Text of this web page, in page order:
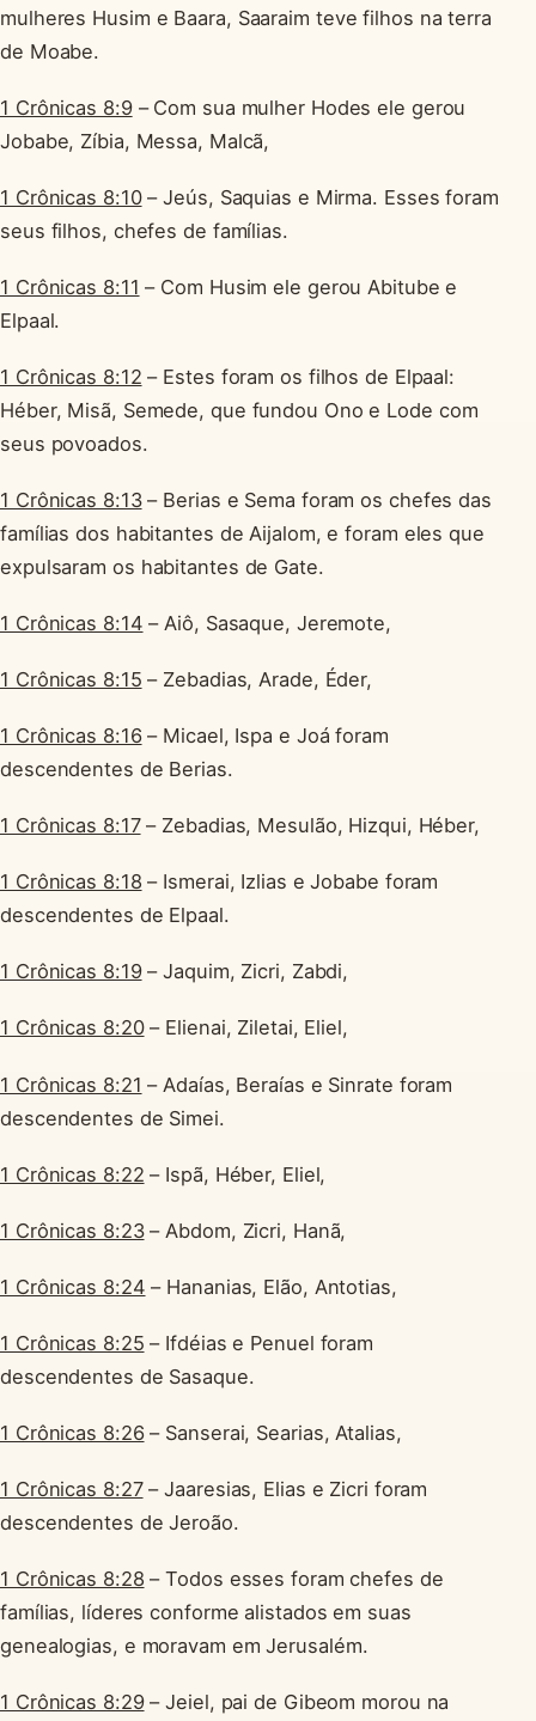
mulheres Husim e Baara, Saaraim teve filhos na terra
de Moabe.
1 Crônicas 8:9– Com sua mulher Hodes ele gerou
Jobabe, Zíbia, Messa, Malcã,
1 Crônicas 8:10– Jeús, Saquias e Mirma. Esses foram
seus filhos, chefes de famílias.
1 Crônicas 8:11 – Com Husim ele gerou Abitube e
Elpaal.
1 Crônicas 8:12 – Estes foram os filhos de Elpaal:
Héber, Misã, Semede, que fundou Ono e Lode com
seus povoados.
1 Crônicas 8:13– Berias e Sema foram os chefes das
famílias dos habitantes de Aijalom, e foram eles que
expulsaram os habitantes de Gate.
1 Crônicas 8:14 – Aiô, Sasaque, Jeremote,
1 Crônicas 8:15 – Zebadias, Arade, Éder,
1 Crônicas 8:16– Micael, Ispa e Joá foram
descendentes de Berias.
1 Crônicas 8:17– Zebadias, Mesulão, Hizqui, Héber,
1 Crônicas 8:18 – Ismerai, Izlias e Jobabe foram
descendentes de Elpaal.
1 Crônicas 8:19– Jaquim, Zicri, Zabdi,
1 Crônicas 8:20– Elienai, Ziletai, Eliel,
1 Crônicas 8:21 – Adaías, Beraías e Sinrate foram
descendentes de Simei.
1 Crônicas 8:22 – Ispã, Héber, Eliel,
1 Crônicas 8:23– Abdom, Zicri, Hanã,
1 Crônicas 8:24 – Hananias, Elão, Antotias,
1 Crônicas 8:25 – Ifdéias e Penuel foram
descendentes de Sasaque.
1 Crônicas 8:26– Sanserai, Searias, Atalias,
1 Crônicas 8:27– Jaaresias, Elias e Zicri foram
descendentes de Jeroão.
1 Crônicas 8:28 – Todos esses foram chefes de
famílias, líderes conforme alistados em suas
genealogias, e moravam em Jerusalém.
1 Crônicas 8:29– Jeiel, pai de Gibeom morou na